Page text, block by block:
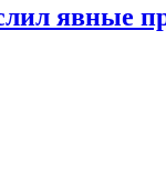
явные